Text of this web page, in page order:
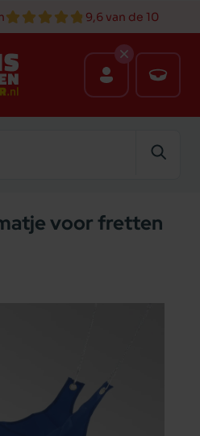
9,6 van de 10
voor fretten